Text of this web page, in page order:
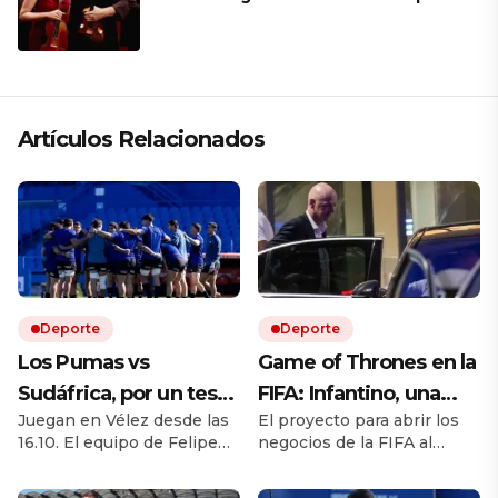
Artículos Relacionados
Deporte
Los Pumas vs
Sudáfrica, por un test
match EN VIVO: a qué
hora juegan,
formaciones y cómo
Juegan en Vélez desde las
16.10. El equipo de Felipe
cuatro debutantes. Por
Deporte
Game of Thrones en la
FIFA: Infantino, una
rebelión en marcha y
la batalla por el trono
El proyecto para abrir los
negocios de la FIFA al
fuerte disputa interna.